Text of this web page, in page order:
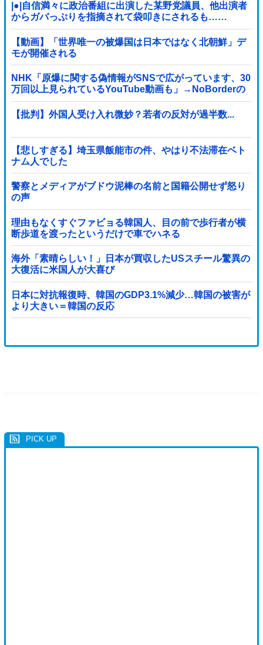
|●|自信満々に政治番組に出演した某野党議員、他出演者
からガバっぷりを指摘されて袋叩きにされるも……
【動画】「世界唯一の被爆国は日本ではなく北朝鮮」デ
モが開催される
NHK「原爆に関する偽情報がSNSで広がっています、30
万回以上見られているYouTube動画も」→NoBorderの
動画では？と話題
【批判】外国人受け入れ微妙？若者の反対が過半数...
【悲しすぎる】埼玉県飯能市の件、やはり不法滞在ベト
ナム人でした
警察とメディアがブドウ泥棒の名前と国籍公開せず怒り
の声
理由もなくすぐファビョる韓国人、目の前で歩行者が横
断歩道を渡ったというだけで車でハネる
海外「素晴らしい！」日本が買収したUSスチール驚異の
大復活に米国人が大喜び
日本に対抗報復時、韓国のGDP3.1%減少…韓国の被害が
より大きい＝韓国の反応